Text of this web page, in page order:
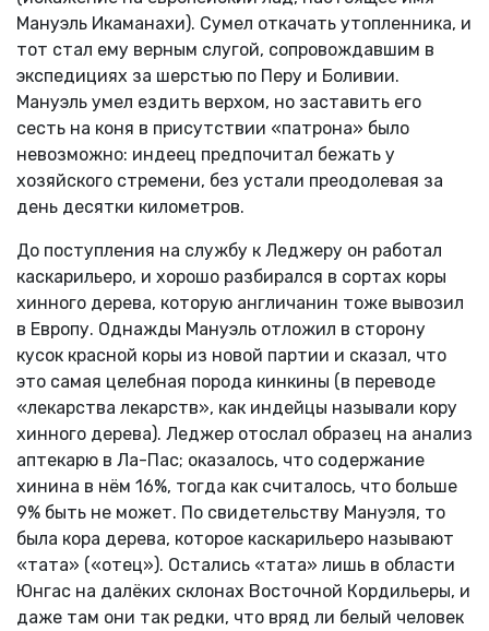
Мануэль Икаманахи). Сумел откачать утопленника, и
тот стал ему верным слугой, сопровождавшим в
экспедициях за шерстью по Перу и Боливии.
Мануэль умел ездить верхом, но заставить его
сесть на коня в присутствии «патрона» было
невозможно: индеец предпочитал бежать у
хозяйского стремени, без устали преодолевая за
день десятки километров.
До поступления на службу к Леджеру он работал
каскарильеро, и хорошо разбирался в сортах коры
хинного дерева, которую англичанин тоже вывозил
в Европу. Однажды Мануэль отложил в сторону
кусок красной коры из новой партии и сказал, что
это самая целебная порода кинкины (в переводе
«лекарства лекарств», как индейцы называли кору
хинного дерева). Леджер отослал образец на анализ
аптекарю в Ла-Пас; оказалось, что содержание
хинина в нём 16%, тогда как считалось, что больше
9% быть не может. По свидетельству Мануэля, то
была кора дерева, которое каскарильеро называют
«тата» («отец»). Остались «тата» лишь в области
Юнгас на далёких склонах Восточной Кордильеры, и
даже там они так редки, что вряд ли белый человек